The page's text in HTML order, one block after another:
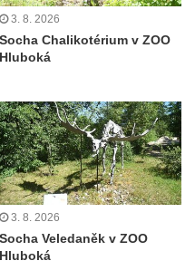
v
Důl
čp. 3 v
v Oparnu
3. 8. 2026
Socha Chalikotérium v ZOO
Hluboká
3. 8. 2026
Socha Veledaněk v ZOO
Hluboká